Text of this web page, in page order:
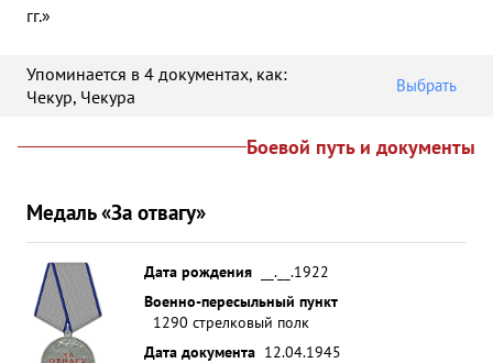
гг.»
Упоминается в 4 документах, как:
Чекур, Чекура
Выбрать
Боевой путь и документы
Медаль «За отвагу»
Дата рождения
__.__.1922
Военно-пересыльный пункт
1290 стрелковый полк
Дата документа 12.04.1945